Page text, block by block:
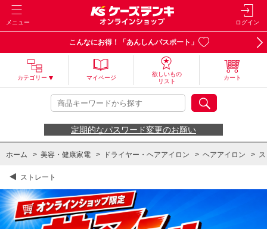
メニュー ログイン
こんなにお得！「あんしんパスポート」
カテゴリー マイページ
欲しいもの
リスト
カート
定期的なパスワード変更のお願い
ホーム > 美容・健康家電 > ドライヤー・ヘアアイロン > ヘアアイロン >
ストレート